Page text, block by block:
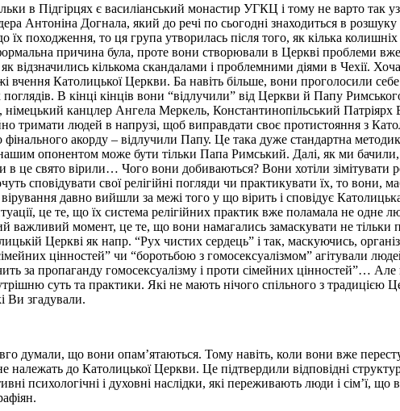
в Підгірцях є василіанський монастир УГКЦ і тому не варто так
Антоніна Догнала, який до речі по сьогодні знаходиться в
походження, то ця група утворилась після того, як кілька
причина була, проте вони створювали в Церкві проблеми
відзначились кількома скандалами і проблемними діями в Чехії.
Католицької Церкви. Ба навіть більше, вони проголосили
поглядів. В кінці кінців вони “відлучили” від Церкви й Папу
канцлер Ангела Меркель, Константинопільський
тримати людей в напрузі, щоб виправдати своє протистояння з
акорду – відлучили Папу. Це така дуже стандартна
опонентом може бути тільки Папа Римський. Далі, як ми
в це свято вірили… Чого вони добиваються? Вони хотіли
сповідувати свої релігійні погляди чи практикувати їх, то вони,
давно вийшли за межі того у що вірить і сповідує
це те, що їх система релігійних практик вже поламала не одне
важливий момент, це те, що вони намагались замаскувати не
Церкві як напр. “Рух чистих сердець” і так, маскуючись,
цінностей” чи “боротьбою з гомосексуалізмом” агітували
за пропаганду гомосексуалізму і проти сімейних цінностей”… Але ці
суть та практики. Які не мають нічого спільного з
Ви згадували.
думали, що вони опам’ятаються. Тому навіть, коли вони вже
до Католицької Церкви. Це підтвердили відповідні
психологічні і духовні наслідки, які переживають люди і